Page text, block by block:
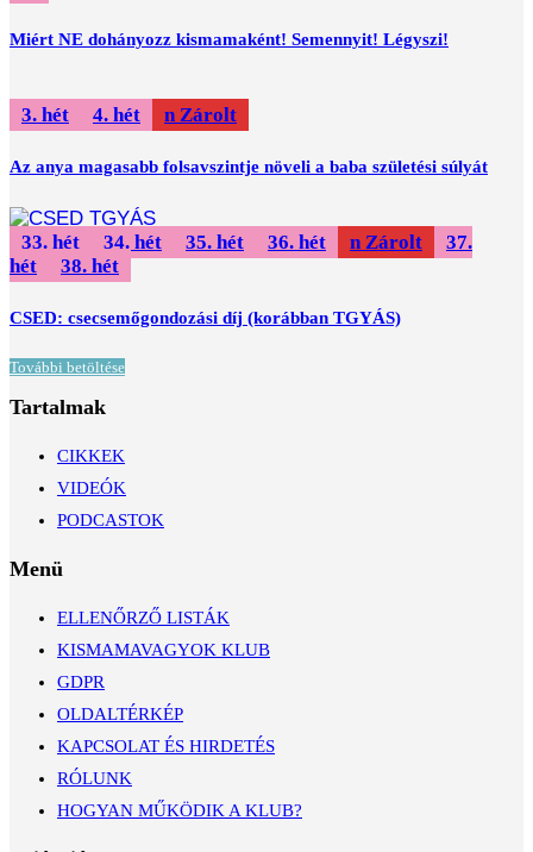
Miért NE dohányozz kismamaként! Semennyit! Légyszi!
3. hét 4. hét Zárolt
Az anya magasabb folsavszintje növeli a baba születési súlyát
33. hét 34. hét 35. hét 36. hét Zárolt
37.
hét
38. hét
CSED: csecsemőgondozási díj (korábban TGYÁS)
További betöltése
Tartalmak
CIKKEK
VIDEÓK
PODCASTOK
Menü
ELLENŐRZŐ LISTÁK
KISMAMAVAGYOK KLUB
GDPR
OLDALTÉRKÉP
KAPCSOLAT ÉS HIRDETÉS
RÓLUNK
HOGYAN MŰKÖDIK A KLUB?